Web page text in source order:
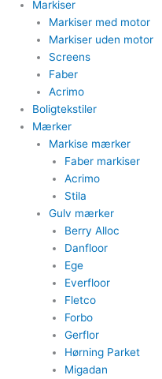
Markiser
Markiser med motor​
Markiser uden motor​
Screens
Faber
Acrimo​
Boligtekstiler​
Mærker
Markise mærker
Faber markiser
Acrimo​
Stila​
Gulv mærker
Berry Alloc
Danfloor
Ege
Everfloor
Fletco
Forbo
Gerflor
Hørning Parket
Migadan